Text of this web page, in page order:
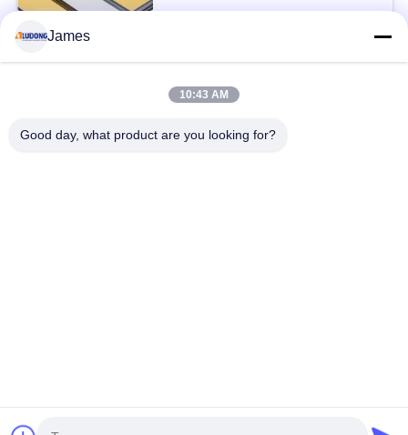
glanzende oppervlakte
James
10:43 AM
Good day, what product are you looking for?